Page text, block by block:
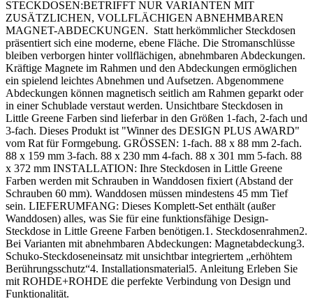
STECKDOSEN:BETRIFFT NUR VARIANTEN MIT
ZUSÄTZLICHEN, VOLLFLÄCHIGEN ABNEHMBAREN
MAGNET-ABDECKUNGEN. Statt herkömmlicher Steckdosen
präsentiert sich eine moderne, ebene Fläche. Die Stromanschlüsse
bleiben verborgen hinter vollflächigen, abnehmbaren Abdeckungen.
Kräftige Magnete im Rahmen und den Abdeckungen ermöglichen
ein spielend leichtes Abnehmen und Aufsetzen. Abgenommene
Abdeckungen können magnetisch seitlich am Rahmen geparkt oder
in einer Schublade verstaut werden. Unsichtbare Steckdosen in
Little Greene Farben sind lieferbar in den Größen 1-fach, 2-fach und
3-fach. Dieses Produkt ist "Winner des DESIGN PLUS AWARD"
vom Rat für Formgebung. GRÖSSEN: 1-fach. 88 x 88 mm 2-fach.
88 x 159 mm 3-fach. 88 x 230 mm 4-fach. 88 x 301 mm 5-fach. 88
x 372 mm INSTALLATION: Ihre Steckdosen in Little Greene
Farben werden mit Schrauben in Wanddosen fixiert (Abstand der
Schrauben 60 mm). Wanddosen müssen mindestens 45 mm Tief
sein. LIEFERUMFANG: Dieses Komplett-Set enthält (außer
Wanddosen) alles, was Sie für eine funktionsfähige Design-
Steckdose in Little Greene Farben benötigen.1. Steckdosenrahmen2.
Bei Varianten mit abnehmbaren Abdeckungen: Magnetabdeckung3.
Schuko-Steckdoseneinsatz mit unsichtbar integriertem „erhöhtem
Berührungsschutz“4. Installationsmaterial5. Anleitung Erleben Sie
mit ROHDE+ROHDE die perfekte Verbindung von Design und
Funktionalität.